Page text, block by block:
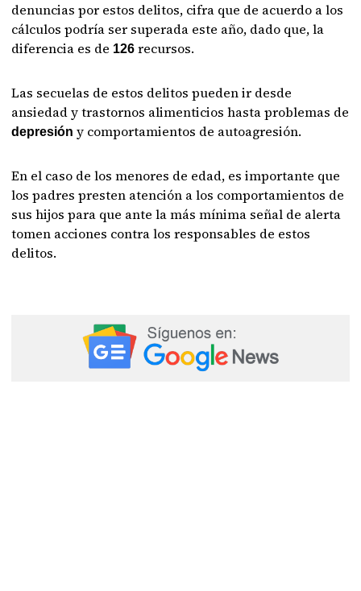
denuncias por estos delitos, cifra que de acuerdo a los
cálculos podría ser superada este año, dado que, la
diferencia es de 126recursos.
Las secuelas de estos delitos pueden ir desde
ansiedad y trastornos alimenticios hasta problemas de
depresión y comportamientos de autoagresión.
En el caso de los menores de edad, es importante que
los padres presten atención a los comportamientos de
sus hijos para que ante la más mínima señal de alerta
tomen acciones contra los responsables de estos
delitos.